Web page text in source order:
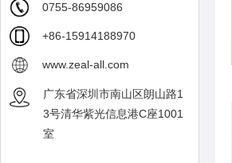
0755-86959086
+86-15914188970
www.zeal-all.com
广东省深圳市南山区朗山路1
3号清华紫光信息港C座1001
室